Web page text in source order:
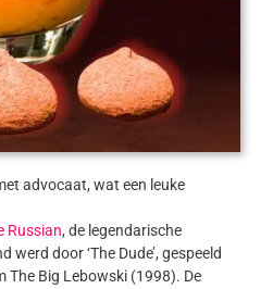
advocaat, wat een leuke
Russian, de legendarische
werd door ‘The Dude’, gespeeld
The Big Lebowski (1998). De